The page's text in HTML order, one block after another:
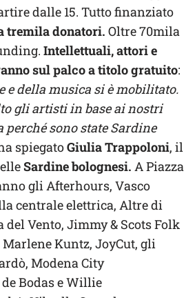
dalle 15. Tutto finanziato
tremila donatori. Oltre 70mila
Intellettuali, attori e
sul palco a titolo gratuito:
e della musica si è mobilitato.
gli artisti in base ai nostri
sono state Sardine
spiegatoGiulia Trappoloni, il
Sardine bolognesi. A Piazza
gli Afterhours, Vasco
centrale elettrica, Altre di
del Vento, Jimmy & Scots Folk
Kuntz, JoyCut, gli
Modena City
Bodas e Willie